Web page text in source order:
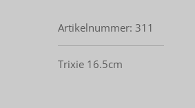
Artikelnummer: 311
Trixie 16.5cm